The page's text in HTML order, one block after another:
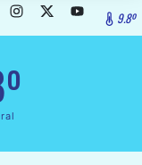
NÂº 6236/19 del 9.8º